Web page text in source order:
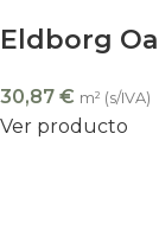
Eldborg
30,87 € m² (s/IVA)
Ver producto